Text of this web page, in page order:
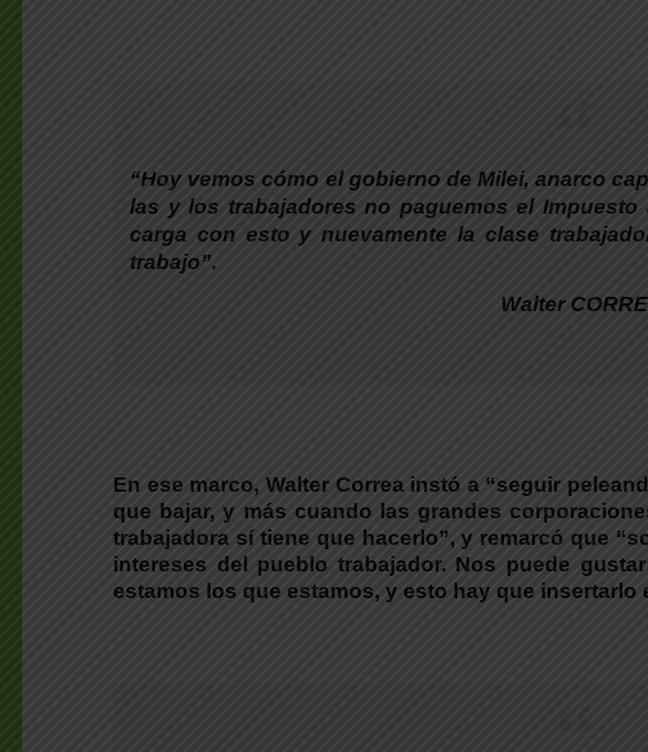
“Hoy vemos cómo el gobierno de Milei, anarco
las y los trabajadores no paguemos el
carga con esto y nuevamente la clase
trabajo”.
Walter
En ese marco, Walter Correa instó a “seguir
que bajar, y más cuando las grandes
trabajadora sí tiene que hacerlo”, y remarcó que
intereses del pueblo trabajador. Nos puede
estamos los que estamos, y esto hay que insertarlo